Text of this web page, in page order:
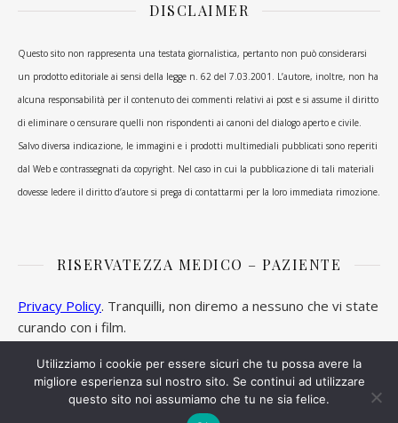
DISCLAIMER
Questo sito non rappresenta una testata giornalistica, pertanto non può considerarsi
un prodotto editoriale ai sensi della legge n. 62 del 7.03.2001. L’autore, inoltre, non ha
alcuna responsabilità per il contenuto dei commenti relativi ai post e si assume il diritto
di eliminare o censurare quelli non rispondenti ai canoni del dialogo aperto e civile.
Salvo diversa indicazione, le immagini e i prodotti multimediali pubblicati sono reperiti
dal Web e contrassegnati da copyright. Nel caso in cui la pubblicazione di tali materiali
dovesse ledere il diritto d’autore si prega di contattarmi per la loro immediata rimozione.
RISERVATEZZA MEDICO – PAZIENTE
Privacy Policy. Tranquilli, non diremo a nessuno che vi state
curando con i film.
Utilizziamo i cookie per essere sicuri che tu possa avere la
migliore esperienza sul nostro sito. Se continui ad utilizzare
questo sito noi assumiamo che tu ne sia felice.